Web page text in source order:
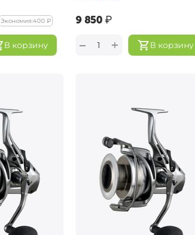
Экономия:400 ₽
В корзину
‍9 850‍₽
В корзину
+
−